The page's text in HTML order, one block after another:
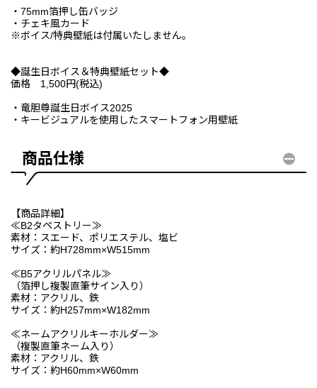
・75mm箔押し缶バッジ
・チェキ風カード
※ボイス/特典壁紙は付属いたしません。
◆誕生日ボイス＆特典壁紙セット◆
価格 1,500円(税込)
・竜胆尊誕生日ボイス2025
・キービジュアルを使用したスマートフォン用壁紙
商品仕様
【商品詳細】
≪B2タペストリー≫
素材：スエード、ポリエステル、塩ビ
サイズ：約H728mm×W515mm
≪B5アクリルパネル≫
（箔押し複製直筆サイン入り）
素材：アクリル、鉄
サイズ：約H257mm×W182mm
≪ネームアクリルキーホルダー≫
（複製直筆ネーム入り）
素材：アクリル、鉄
サイズ：約H60mm×W60mm